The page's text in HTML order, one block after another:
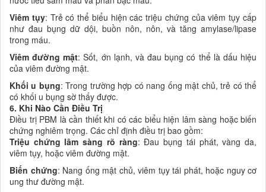
Viêm tụy: Trẻ có thể biểu hiện các triệu chứng của viêm tụy cấp
như đau bụng dữ dội, buồn nôn, nôn, và tăng amylase/lipase
trong máu.
Viêm đường mật: Sốt, ớn lạnh, và đau bụng có thể là dấu hiệu
của viêm đường mật.
Khối u bụng: Trong trường hợp có nang ống mật chủ, trẻ có thể
có khối u bụng sờ thấy được.
6. Khi Nào Cần Điều Trị
Điều trị PBM là cần thiết khi có các biểu hiện lâm sàng hoặc biến
chứng nghiêm trọng. Các chỉ định điều trị bao gồm:
Triệu chứng lâm sàng rõ ràng: Đau bụng tái phát, vàng da,
viêm tụy, hoặc viêm đường mật.
Biến chứng: Nang ống mật chủ, viêm tụy tái phát, hoặc nguy cơ
ung thư đường mật.